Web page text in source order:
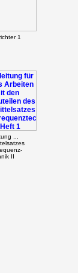
1
...
II